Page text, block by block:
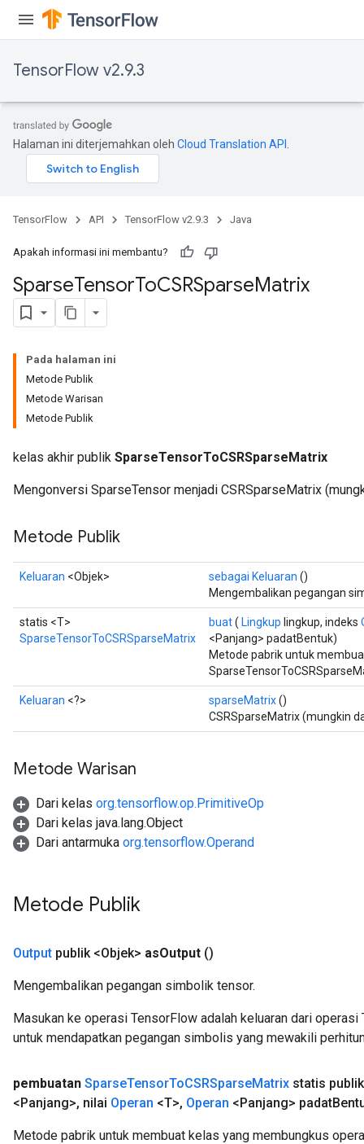
TensorFlow v2.9.3
Halaman ini diterjemahkan oleh Cloud Translation API
TensorFlow API TensorFlow v2.9.3 Java
Apakah informasi ini membantu?
SparseTensorToCSRSparseMatrix
Pada halaman ini
Metode Publik
Metode Warisan
Metode Publik
kelas akhir publik SparseTensorToCSRSparseMatrix
Mengonversi SparseTensor menjadi CSRSparseMatrix
Metode Publik
Keluaran <Objek> sebagai Keluaran ()
Mengembalikan pegangan
statis <T>
SparseTensorToCSRSparseMatrix
buat( Lingkup lingkup, indeks
<Panjang> padatBentuk)
Metode pabrik untuk
Keluaran <?> sparseMatrix()
CSRSparseMatrix (mungkin
Metode Warisan
Dari kelas org.tensorflow.op.PrimitiveOp
Dari kelas java.lang.Object
Dari antarmuka org.tensorflow.Operand
Metode Publik
Output publik <Objek> asOutput ()
Mengembalikan pegangan simbolik tensor.
Masukan ke operasi TensorFlow adalah keluaran dari
untuk mendapatkan pegangan simbolis yang mewakili
pembuatan SparseTensorToCSRSparseMatrix statis publik
<Panjang>, nilai Operan <T>, Operan <Panjang> padat
Metode pabrik untuk membuat kelas yang membungkus